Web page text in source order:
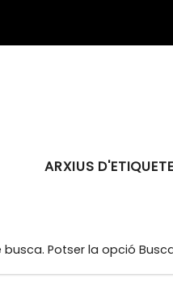
ARXIUS
Potser la opció